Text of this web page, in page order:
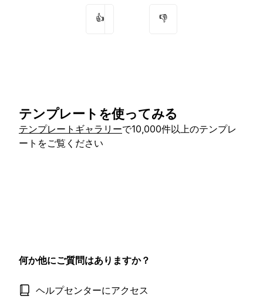
👍 👎
テンプレートを使ってみる
テンプレートギャラリーで10,000件以上のテンプレ
ートをご覧ください
何か他にご質問はありますか？
ヘルプセンターにアクセス